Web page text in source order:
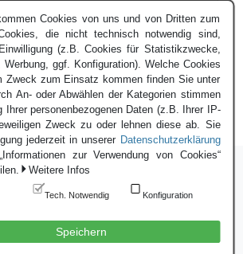
© Blauer Bund e.V. - 2026
Cookies von uns und von Dritten zum
die nicht technisch notwendig sind,
(z.B. Cookies für Statistikzwecke,
ggf. Konfiguration). Welche Cookies
Zweck zum Einsatz kommen finden Sie unter
An- oder Abwählen der Kategorien stimmen
Ihrer personenbezogenen Daten (z.B. Ihrer IP-
Zweck zu oder lehnen diese ab. Sie
jederzeit in unserer Datenschutzerklärung
zur Verwendung von Cookies“
Weitere Infos
Tech. Notwendig Konfiguration
Speichern